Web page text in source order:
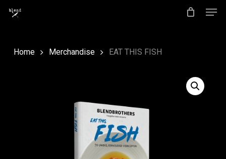
Skip
contentHome Merchandise EAT THIS FISH